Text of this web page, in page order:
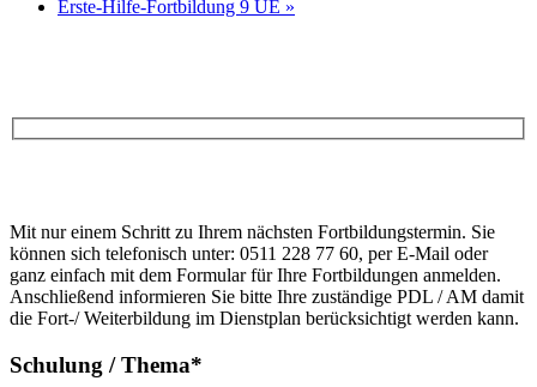
Erste-Hilfe-Fortbildung 9 UE »
Feld
leer.
lasse
dieses
Feld
leer.
Mit nur einem Schritt zu Ihrem nächsten Fortbildungstermin. Sie
können sich telefonisch unter: 0511 228 77 60, per E-Mail oder
ganz einfach mit dem Formular für Ihre Fortbildungen anmelden.
Anschließend informieren Sie bitte Ihre zuständige PDL / AM damit
die Fort-/ Weiterbildung im Dienstplan berücksichtigt werden kann.
Schulung / Thema*